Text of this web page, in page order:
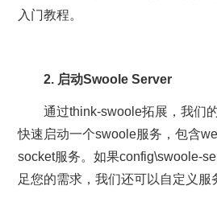
入门教程。
2. 启动Swoole Server
通过think-swoole拓展，我们
快速启动一个swoole服务，包含
socket服务。如果config\swoole-
足您的需求，我们还可以自定义服